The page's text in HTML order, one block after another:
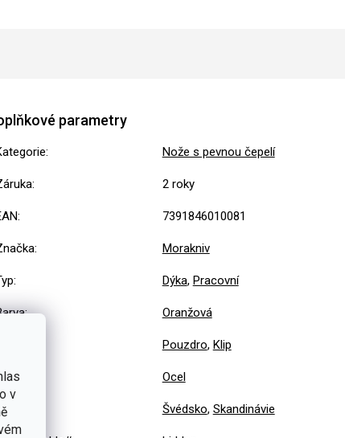
v
parametry
: Nože s pevnou čepelí
: 2 roky
: 7391846010081
: Morakniv
: Dýka, Pracovní
: Oranžová
Pouzdro, Klip
Ocel
Švédsko, Skandinávie